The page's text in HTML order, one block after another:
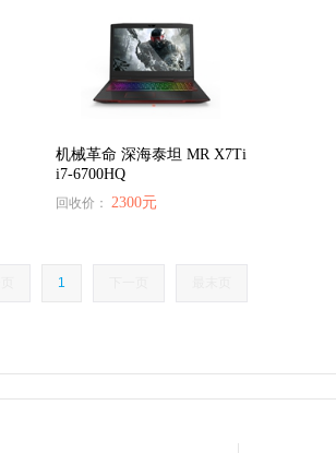
机械革命 深海泰坦 MR X7Ti
i7-6700HQ
回收价： 2300元
1
回收了一款